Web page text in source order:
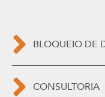
BLOQUEIO DE
CONSULTORIA